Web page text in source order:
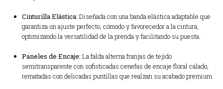
Cinturilla Elástica: Diseñada con una banda elástica adaptable que
garantiza un ajuste perfecto, cómodo y favorecedor a la cintura,
optimizando la versatilidad de la prenda y facilitando su puesta.
Paneles de Encaje: La falda alterna franjas de tejido
semitransparente con sofisticadas cenefas de encaje floral calado,
rematadas con delicadas puntillas que realzan su acabado premium.